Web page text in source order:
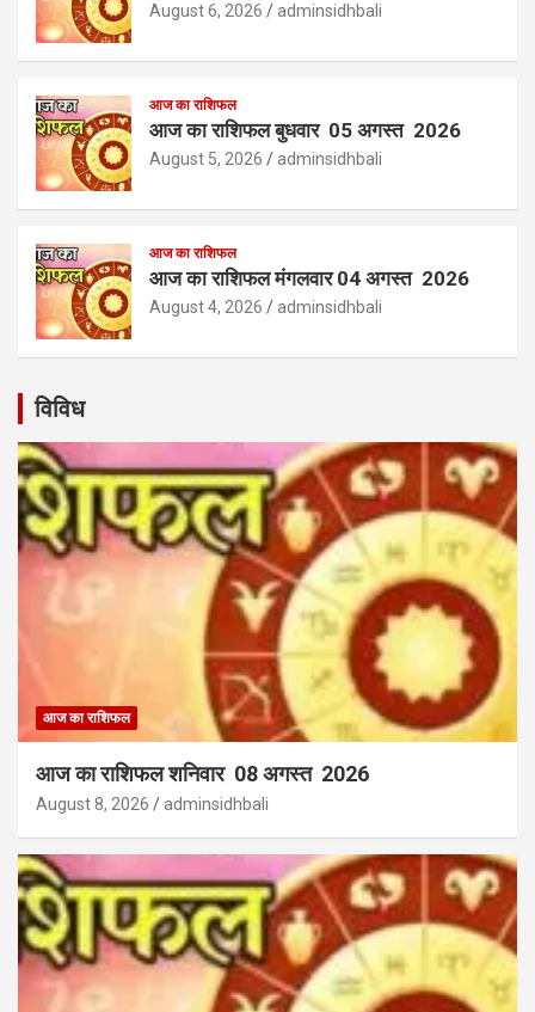
August 6, 2026 adminsidhbali
आज का राशिफल
आज का राशिफल बुधवार 05 अगस्त 2026
August 5, 2026 adminsidhbali
आज का राशिफल
आज का राशिफल मंगलवार 04 अगस्त 2026
August 4, 2026 adminsidhbali
विविध
आज का राशिफल
आज का राशिफल शनिवार 08 अगस्त 2026
August 8, 2026 adminsidhbali